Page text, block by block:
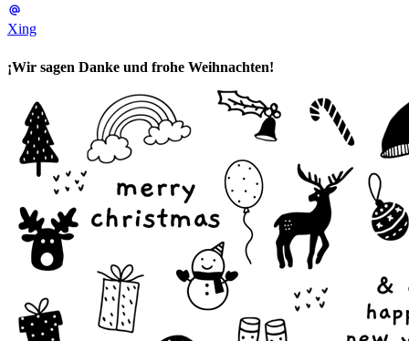
Xing
¡Wir sagen Danke und frohe Weihnachten!